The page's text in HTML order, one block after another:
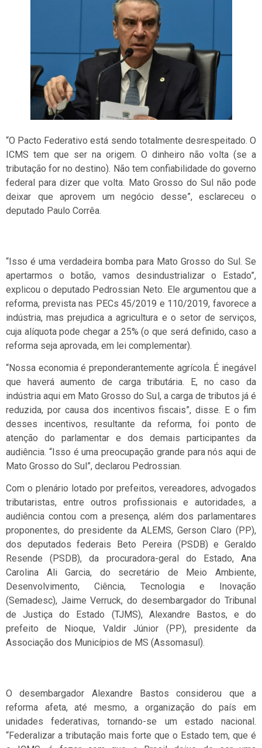
“O Pacto Federativo está sendo totalmente desrespeitado. O
ICMS tem que ser na origem. O dinheiro não volta (se a
tributação for no destino). Não tem confiabilidade do governo
federal para dizer que volta. Mato Grosso do Sul não pode
deixar que aprovem um negócio desse”, esclareceu o
deputado Paulo Corrêa.
“Isso é uma verdadeira bomba para Mato Grosso do Sul. Se
apertarmos o botão, vamos desindustrializar o Estado”,
explicou o deputado Pedrossian Neto. Ele argumentou que a
reforma, prevista nas PECs 45/2019 e 110/2019, favorece a
indústria, mas prejudica a agricultura e o setor de serviços,
cuja alíquota pode chegar a 25% (o que será definido, caso a
reforma seja aprovada, em lei complementar).
“Nossa economia é preponderantemente agrícola. É inegável
que haverá aumento de carga tributária. E, no caso da
indústria aqui em Mato Grosso do Sul, a carga de tributos já é
reduzida, por causa dos incentivos fiscais”, disse. E o fim
desses incentivos, resultante da reforma, foi ponto de
atenção do parlamentar e dos demais participantes da
audiência. “Isso é uma preocupação grande para nós aqui de
Mato Grosso do Sul”, declarou Pedrossian.
Com o plenário lotado por prefeitos, vereadores, advogados
tributaristas, entre outros profissionais e autoridades, a
audiência contou com a presença, além dos parlamentares
proponentes, do presidente da ALEMS, Gerson Claro (PP),
dos deputados federais Beto Pereira (PSDB) e Geraldo
Resende (PSDB), da procuradora-geral do Estado, Ana
Carolina Ali Garcia, do secretário de Meio Ambiente,
Desenvolvimento, Ciência, Tecnologia e Inovação
(Semadesc), Jaime Verruck, do desembargador do Tribunal
de Justiça do Estado (TJMS), Alexandre Bastos, e do
prefeito de Nioque, Valdir Júnior (PP), presidente da
Associação dos Municípios de MS (Assomasul).
O desembargador Alexandre Bastos considerou que a
reforma afeta, até mesmo, a organização do país em
unidades federativas, tornando-se um estado nacional.
“Federalizar a tributação mais forte que o Estado tem, que é